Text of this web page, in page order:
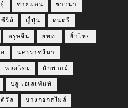
ชายแดน ชาวนา
ซีรีส์ ญี่ปุ่น ดนตรี
ตรุษจีน ททท. ทั่วไทย
นครราชสีมา
นวดไทย นักพากย์
บลู เอเลเฟ่นท์
วัล บางกอกสไมล์